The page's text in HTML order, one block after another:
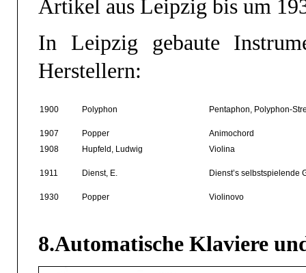
Artikel aus Leipzig bis um
In Leipzig gebaute
Herstellern:
1900 Polyphon Pentaphon, Polyphon-
1907 Popper
Animochord
1908
Hupfeld, Ludwig Violina
1911 Dienst, E. Dienst’s selbstspielende
1930 Popper Violinovo
8.Automatische Klaviere